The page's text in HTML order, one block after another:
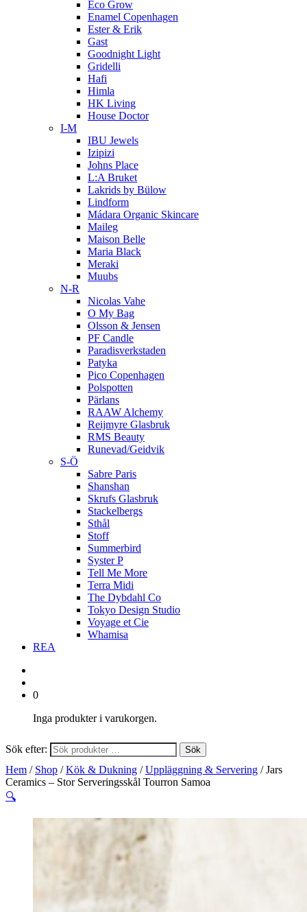
Eco Grow
Enamel Copenhagen
Ester & Erik
Gast
Goodnight Light
Gridelli
Hafi
Himla
HK Living
House Doctor
I-M
IBU Jewels
Izipizi
Johns Place
L:A Bruket
Lakrids by Bülow
Lindform
Mádara Organic Skincare
Maileg
Maison Belle
Maria Black
Meraki
Muubs
N-R
Nicolas Vahe
O My Bag
Olsson & Jensen
PF Candle
Paradisverkstaden
Patyka
Pico Copenhagen
Polspotten
Pärlans
RAAW Alchemy
Reijmyre Glasbruk
RMS Beauty
Runevad/Geidvik
S-Ö
Sabre Paris
Shanshan
Skrufs Glasbruk
Stackelbergs
Sthål
Stoff
Summerbird
Syster P
Tell Me More
Terra Midi
The Dybdahl Co
Tokyo Design Studio
Voyage et Cie
Whamisa
REA
0
Inga produkter i varukorgen.
Sök efter: Sök
Hem / Shop /Kök & Dukning /Uppläggning & Servering / Jars
Ceramics – Stor Serveringsskål Tourron Samoa
🔍